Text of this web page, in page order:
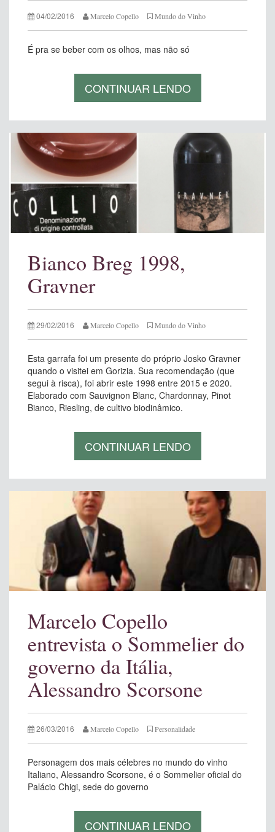
04/02/2016 Marcelo Copello Mundo do Vinho
É pra se beber com os olhos, mas não só
CONTINUAR LENDO
Bianco Breg 1998,
Gravner
29/02/2016 Marcelo Copello Mundo do Vinho
Esta garrafa foi um presente do próprio Josko Gravner
quando o visitei em Gorizia. Sua recomendação (que
segui à risca), foi abrir este 1998 entre 2015 e 2020.
Elaborado com Sauvignon Blanc, Chardonnay, Pinot
Bianco, Riesling, de cultivo biodinâmico.
CONTINUAR LENDO
Marcelo Copello
entrevista o Sommelier do
governo da Itália,
Alessandro Scorsone
26/03/2016 Marcelo Copello Personalidade
Personagem dos mais célebres no mundo do vinho
Italiano, Alessandro Scorsone, é o Sommelier oficial do
Palácio Chigi, sede do governo
CONTINUAR LENDO